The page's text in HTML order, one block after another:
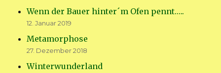
Wenn der Bauer hinter´m Ofen pennt…..
12. Januar 2019
Metamorphose
27. Dezember 2018
Winterwunderland